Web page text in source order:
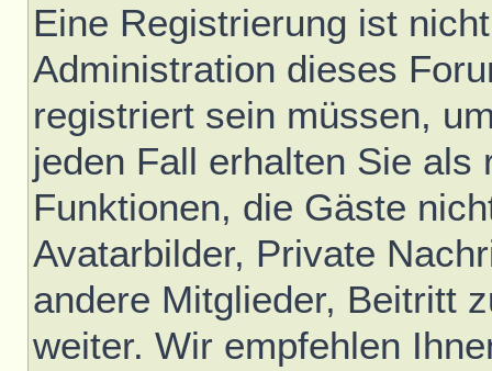
Eine Registrierung ist
Administration dieses
registriert sein müssen,
jeden Fall erhalten Sie
Funktionen, die Gäste
Avatarbilder, Private
andere Mitglieder, Beitritt
weiter. Wir empfehlen